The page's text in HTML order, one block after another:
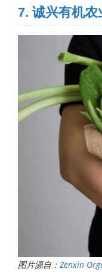
7. 诚兴有机农
图片源自： Zenxin